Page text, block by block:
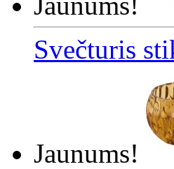
Svečturis
Jaunums!